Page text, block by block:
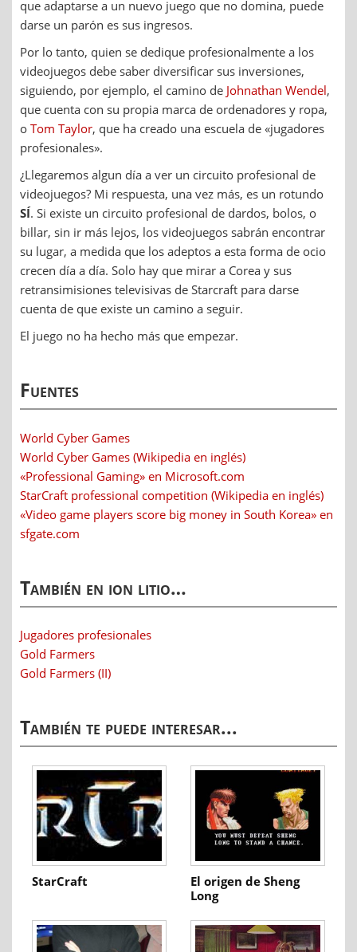
que adaptarse a un nuevo juego que no domina, puede
darse un parón es sus ingresos.
Por lo tanto, quien se dedique profesionalmente a los
videojuegos debe saber diversificar sus inversiones,
siguiendo, por ejemplo, el camino de Johnathan Wendel,
que cuenta con su propia marca de ordenadores y ropa,
o Tom Taylor, que ha creado una escuela de «jugadores
profesionales».
¿Llegaremos algun día a ver un circuito profesional de
videojuegos? Mi respuesta, una vez más, es un rotundo
SÍ. Si existe un circuito profesional de dardos, bolos, o
billar, sin ir más lejos, los videojuegos sabrán encontrar
su lugar, a medida que los adeptos a esta forma de ocio
crecen día a día. Solo hay que mirar a Corea y sus
retransimisiones televisivas de Starcraft para darse
cuenta de que existe un camino a seguir.
El juego no ha hecho más que empezar.
Fuentes
World Cyber Games
World Cyber Games (Wikipedia en inglés)
«Professional Gaming» en Microsoft.com
StarCraft professional competition (Wikipedia en inglés)
«Video game players score big money in South Korea» en
sfgate.com
También en ion litio…
Jugadores profesionales
Gold Farmers
Gold Farmers (II)
También te puede interesar...
StarCraft
El origen de Sheng
Long